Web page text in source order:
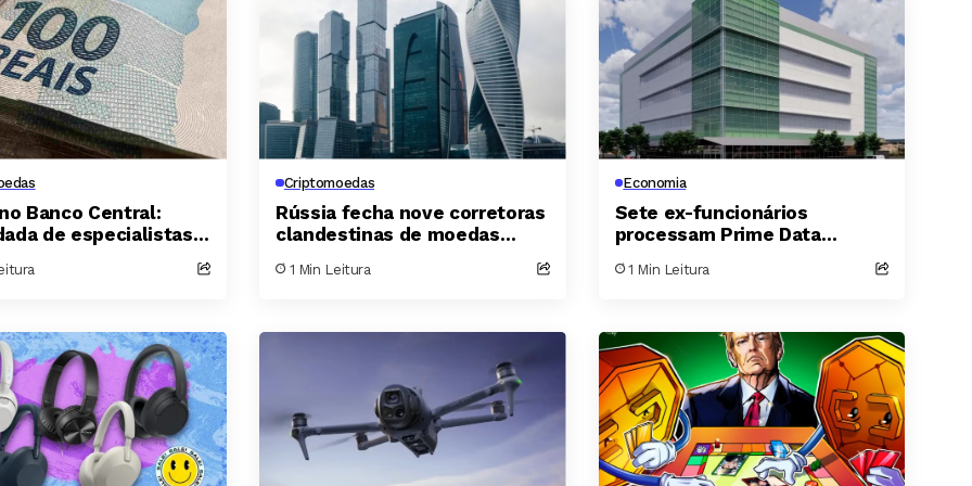
Banco Central:
de especialistas
Pix
Criptomoedas
Rússia fecha nove corretoras
clandestinas de moedas
suspeitos em Moscou
1 Min Leitura
Economia
Sete ex-funcionários
processam Prime Data
milhões de dólares por
1 Min Leitura